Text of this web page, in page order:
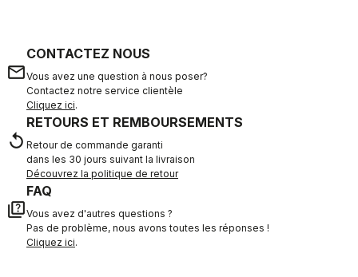
email
CONTACTEZ NOUS
Vous avez une question à nous poser?
Contactez notre service clientèle
Cliquez ici.
replay
RETOURS ET REMBOURSEMENTS
Retour de commande garanti
dans les 30 jours suivant la livraison
Découvrez la politique de retour
quiz
FAQ
Vous avez d'autres questions ?
Pas de problème, nous avons toutes les réponses !
Cliquez ici.